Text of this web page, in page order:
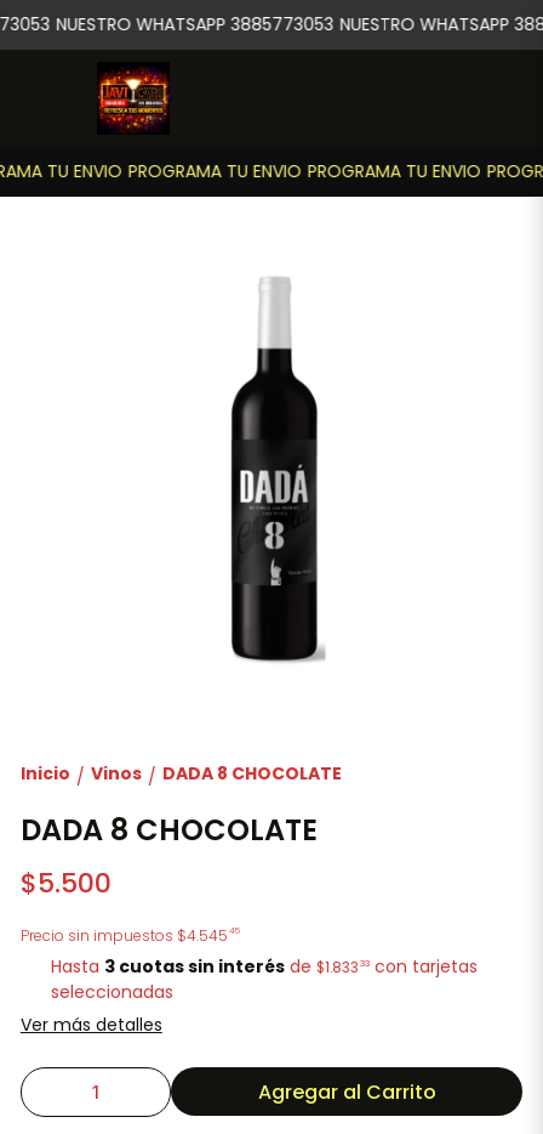
TU ENVIO PROGRAMA TU ENVIO PROGRAMA TU ENVIO
NUESTRO WHATSAPP 3885773053 NUESTRO WHATSAPP
Inicio / Vinos / DADA 8 CHOCOLATE
DADA 8 CHOCOLATE
$5.500
Precio sin impuestos $4.54545
Hasta 3 cuotas sin interés de $1.833 33 con tarjetas
seleccionadas
Ver más detalles
Agregar al Carrito